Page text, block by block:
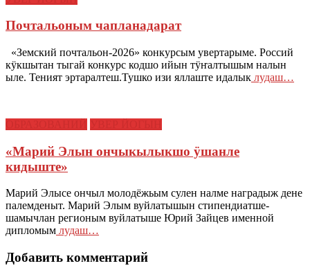
Почтальоным чапланадарат
«Земский почтальон-2026» конкурсым увертарыме. Россий
кӱкшытан тыгай конкурс кодшо ийын тӱҥалтышым налын
ыле. Теният эртаралтеш.Тушко изи яллаште идалык лудаш…
«Марий Элын ончыкылыкшо ӱшанле
кидыште»
Марий Элысе ончыл молодёжьым сулен налме наградыж дене
палемденыт. Марий Элым вуйлатышын стипендиатше-
шамычлан регионым вуйлатыше Юрий Зайцев именной
дипломым лудаш…
Добавить комментарий